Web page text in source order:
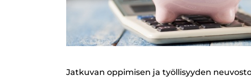
Jatkuvan oppimisen ja työllisyyden